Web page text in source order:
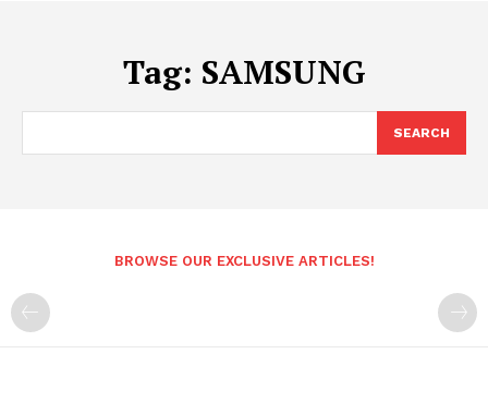
Tag: SAMSUNG
SEARCH
BROWSE OUR EXCLUSIVE ARTICLES!